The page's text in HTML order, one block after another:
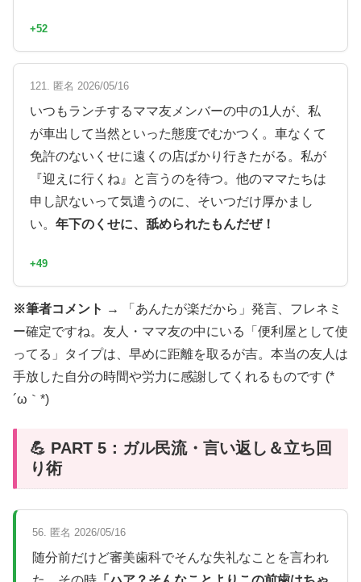
+52
121. 匿名 2026/05/16
いつもランチするママ友メンバーの中の1人が、私
が車出して当然といった態度でむかつく。車なくて
免許のないくせに遠くの店ばかり行きたがる。私が
『迎えに行くね』と言うのを待つ。他のママたちは
申し訳ないって気遣うのに、そいつだけ厚かまし
い。 年下のくせに、舐められたもんだぜ！
+49
※筆者コメント →
「あんたが楽だから」発言、フレネミ
ー確定ですね。友人・ママ友の中にいる「便利屋として使
ってる」タイプは、早めに距離を取るが吉。本当の友人は
手放した自分の時間や労力に感謝してくれるものです (*
´ω｀*)
💪 PART 5：ガル民流・言い返し＆立ち回
り術
56. 匿名 2026/05/16
随分前だけど審美歯科でそんな失礼なことを言われ